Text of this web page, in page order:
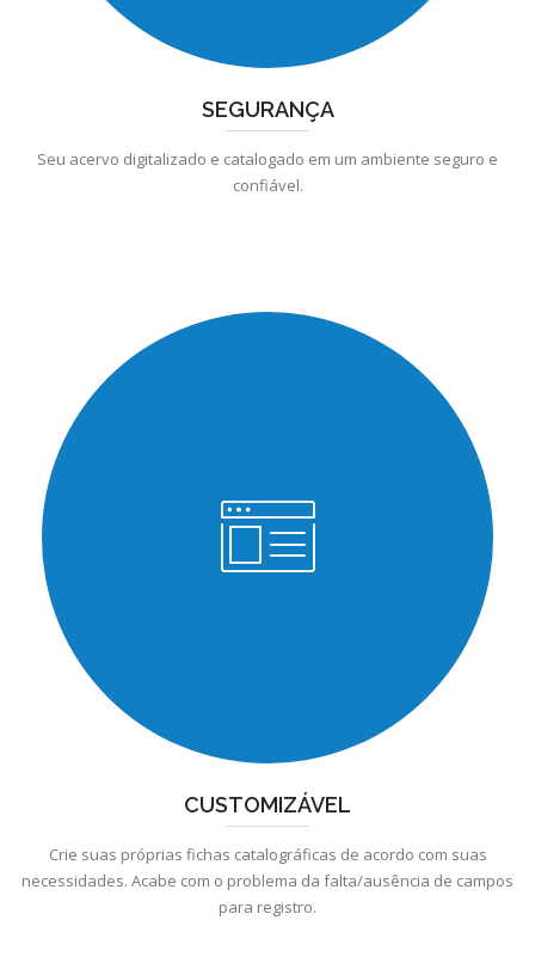
SEGURANÇA
Seu acervo digitalizado e catalogado em um ambiente seguro e
confiável.
CUSTOMIZÁVEL
Crie suas próprias fichas catalográficas de acordo com suas
necessidades. Acabe com o problema da falta/ausência de campos
para registro.